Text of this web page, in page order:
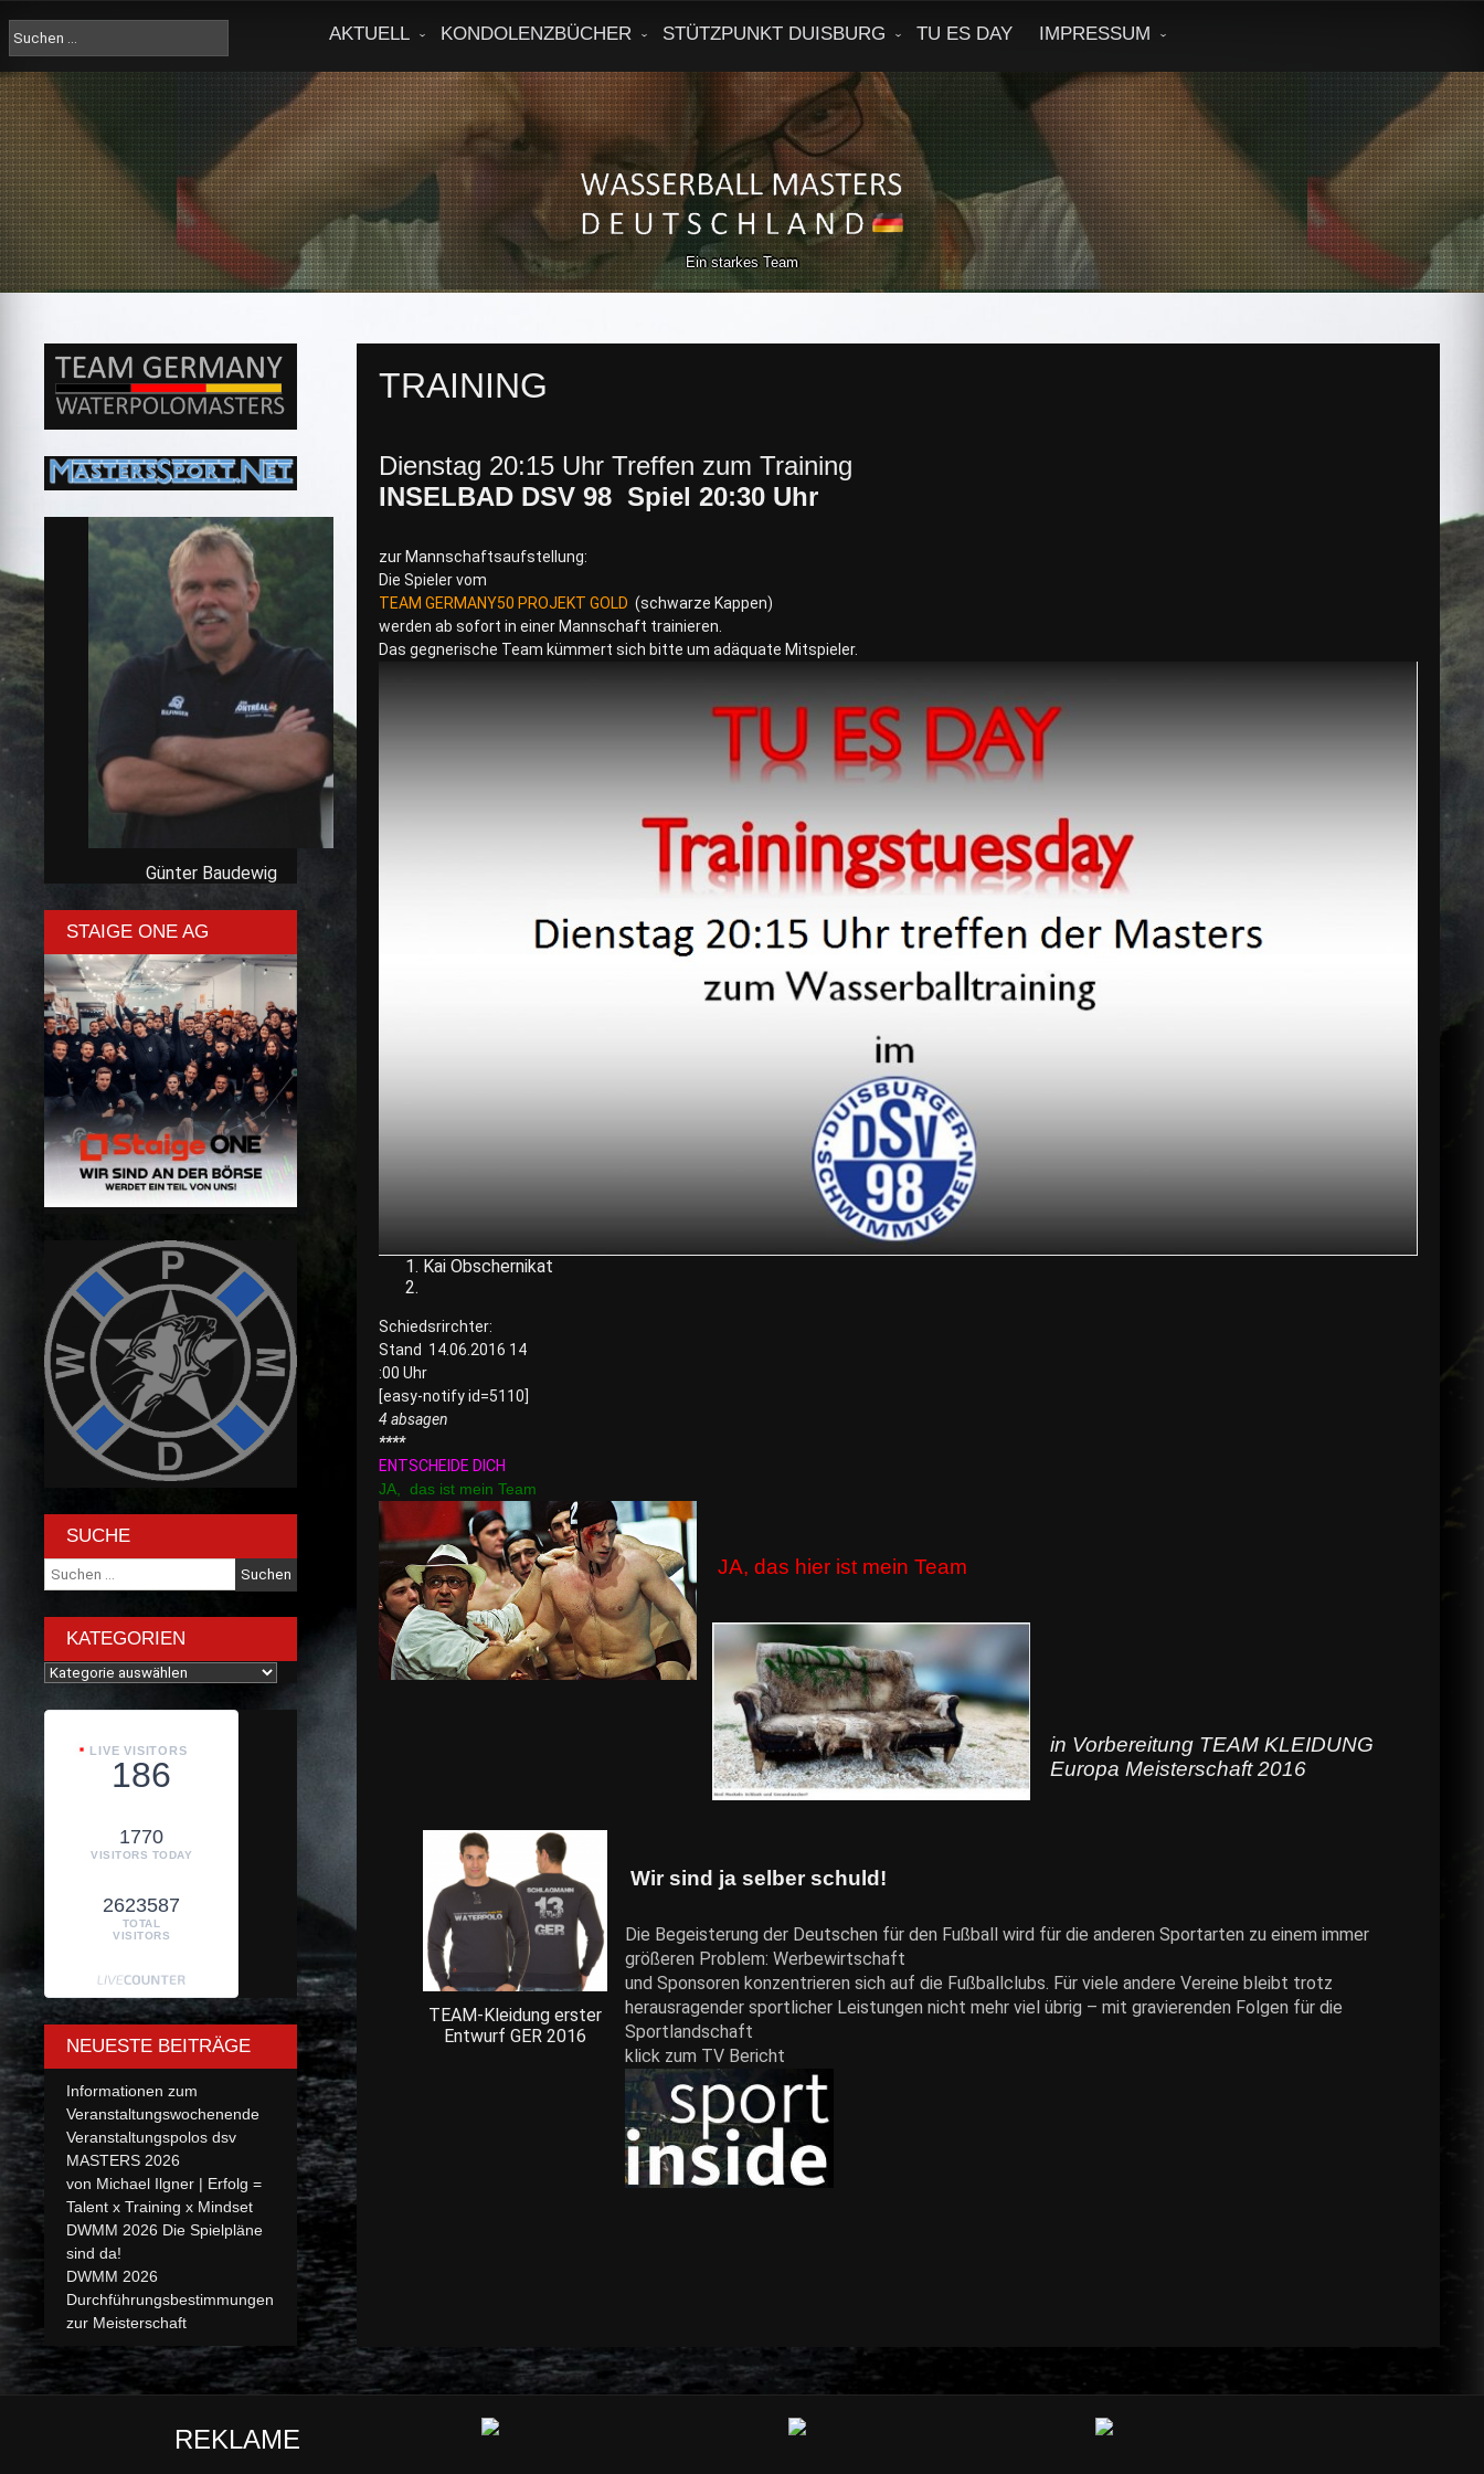
content
Suche
nach:
AKTUELL KONDOLENZBÜCHER STÜTZPUNKT DUISBURG TU ES DAY IMPRESSUM
Ein starkes Team
TRAINING
Dienstag 20:15 Uhr Treffen zum Training
INSELBAD DSV 98 Spiel 20:30 Uhr
zur Mannschaftsaufstellung:
Die Spieler vom
TEAM GERMANY50 PROJEKT GOLD (schwarze Kappen)
werden ab sofort in einer Mannschaft trainieren.
Das gegnerische Team kümmert sich bitte um adäquate Mitspieler.
Kai Obschernikat
Schiedsrirchter:
Stand 14.06.2016 14
:00 Uhr
[easy-notify id=5110]
4 absagen
****
ENTSCHEIDE DICH
JA, das ist mein Team
JA, das hier ist mein Team
in Vorbereitung TEAM KLEIDUNG
Europa Meisterschaft 2016
TEAM-Kleidung erster
Entwurf GER 2016
Wir sind ja selber schuld!
Die Begeisterung der Deutschen für den Fußball wird für die anderen Sportarten zu einem immer
größeren Problem: Werbewirtschaft
und Sponsoren konzentrieren sich auf die Fußballclubs. Für viele andere Vereine bleibt trotz
herausragender sportlicher Leistungen nicht mehr viel übrig – mit gravierenden Folgen für die
Sportlandschaft
klick zum TV Bericht
Günter Baudewig
STAIGE ONE AG
SUCHE
Suche
nach:
KATEGORIEN
Kategorien
LIVE VISITORS
186
1770
VISITORS TODAY
2623587
TOTAL
VISITORS
NEUESTE BEITRÄGE
Informationen zum
Veranstaltungswochenende
Veranstaltungspolos dsv
MASTERS 2026
von Michael Ilgner | Erfolg =
Talent x Training x Mindset
DWMM 2026 Die Spielpläne
sind da!
DWMM 2026
Durchführungsbestimmungen
zur Meisterschaft
REKLAME